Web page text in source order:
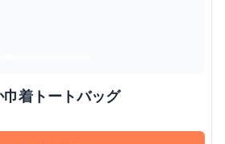
着トートバッグ